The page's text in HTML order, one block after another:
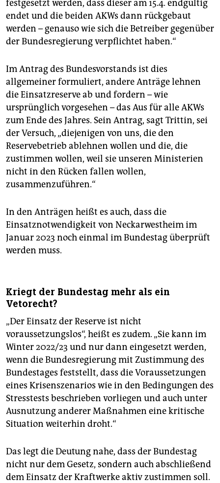
festgesetzt werden, dass dieser am 15.4. endgültig
endet und die beiden AKWs dann rückgebaut
werden – genauso wie sich die Betreiber gegenüber
der Bundesregierung verpflichtet haben.“
Im Antrag des Bundesvorstands ist dies
allgemeiner formuliert, andere Anträge lehnen
die Einsatzreserve ab und fordern – wie
ursprünglich vorgesehen – das Aus für alle AKWs
zum Ende des Jahres. Sein Antrag, sagt Trittin, sei
der Versuch, „diejenigen von uns, die den
Reservebetrieb ablehnen wollen und die, die
zustimmen wollen, weil sie unseren Ministerien
nicht in den Rücken fallen wollen,
zusammenzuführen.“
In den Anträgen heißt es auch, dass die
Einsatznotwendigkeit von Neckarwestheim im
Januar 2023 noch einmal im Bundestag überprüft
werden muss.
Kriegt der Bundestag mehr als ein
Vetorecht?
„Der Einsatz der Reserve ist nicht
voraussetzungslos“, heißt es zudem. „Sie kann im
Winter 2022/23 und nur dann eingesetzt werden,
wenn die Bundesregierung mit Zustimmung des
Bundestages feststellt, dass die Voraussetzungen
eines Krisenszenarios wie in den Bedingungen des
Stresstests beschrieben vorliegen und auch unter
Ausnutzung anderer Maßnahmen eine kritische
Situation weiterhin droht.“
Das legt die Deutung nahe, dass der Bundestag
nicht nur dem Gesetz, sondern auch abschließend
dem Einsatz der Kraftwerke aktiv zustimmen soll.